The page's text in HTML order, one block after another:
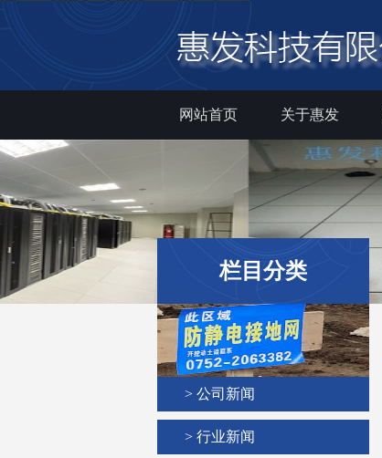
网站首页 关于惠发
栏目分类
> 公司新闻
> 行业新闻